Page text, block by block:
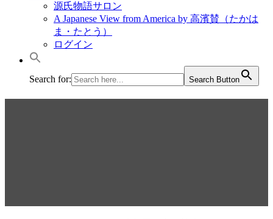
源氏物語サロン
A Japanese View from America by 高濱賛（たかは
ま・たとう）
ログイン
Search for: Search Button